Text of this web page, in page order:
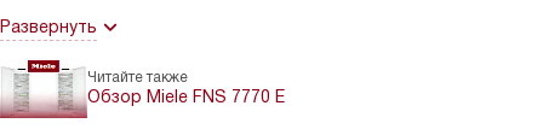
Развернуть
Читайте также
Обзор Miele FNS 7770 E